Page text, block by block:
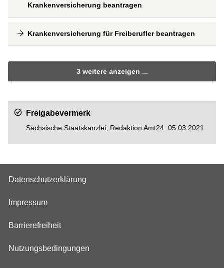
Krankenversicherung beantragen
Krankenversicherung für Freiberufler beantragen
3 weitere anzeigen ...
Freigabevermerk
Sächsische Staatskanzlei, Redaktion Amt24. 05.03.2021
Datenschutzerklärung
Impressum
Barrierefreiheit
Nutzungsbedingungen